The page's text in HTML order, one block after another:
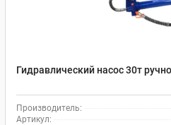
Гидравлический насос 30т
Производитель:
Артикул: